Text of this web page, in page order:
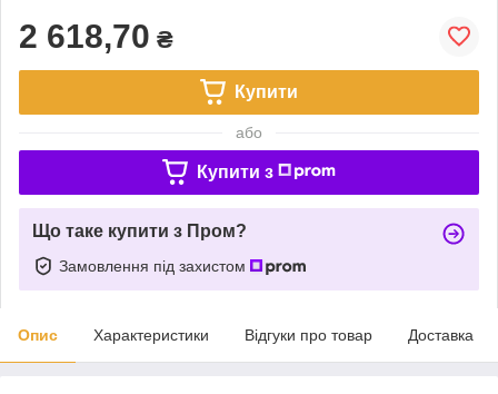
2 618,70 ₴
Купити
або
Купити з
Що таке купити з Пром?
Замовлення під захистом
Опис Характеристики Відгуки про товар Доставка